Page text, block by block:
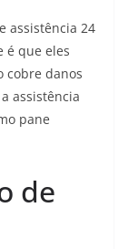
assistência 24
é que eles
cobre danos
assistência
pane
de